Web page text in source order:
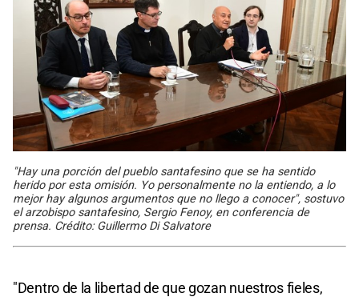
"Hay una porción del pueblo santafesino que se ha sentido
herido por esta omisión. Yo personalmente no la entiendo, a lo
mejor hay algunos argumentos que no llego a conocer", sostuvo
el arzobispo santafesino, Sergio Fenoy, en conferencia de
prensa. Crédito: Guillermo Di Salvatore
"Dentro de la libertad de que gozan nuestros fieles,